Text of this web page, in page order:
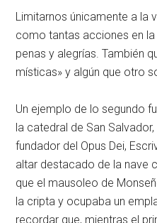
Limitarnos únicamente a la
como tantas acciones en
penas y alegrías. También
místicas» y algún que otro
Un ejemplo de lo segundo
la catedral de San
fundador del Opus Dei,
altar destacado de la nave
que el mausoleo de
la cripta y ocupaba un
recordar que, mientras el